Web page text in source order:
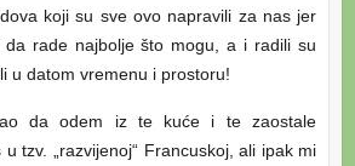
koji su sve ovo napravili za nas jer
da rade najbolje što mogu, a i radili su
u datom vremenu i prostoru!
da odem iz te kuće i te zaostale
tzv. „razvijenoj“ Francuskoj, ali ipak mi